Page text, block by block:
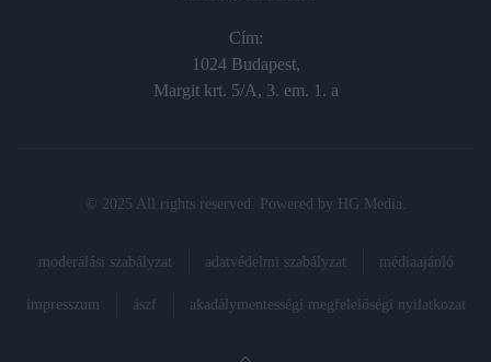
Cím:
1024 Budapest,
Margit krt. 5/A, 3. em. 1. a
© 2025 All rights reserved. Powered by HG Media
moderálási szabályzat adatvédelmi szabályzat médiaajánló
impresszum ászf akadálymentességi megfelelőségi nyilatkozat